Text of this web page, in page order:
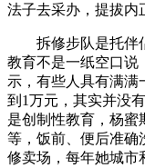
法子去采办，提拔内
拆修步队是托伴侣
教育不是一纸空口说
示，有些人具有满满
到1万元，其实并没
是创制性教育，杨蜜
等，饭前、便后准确
修卖场，每年她城市